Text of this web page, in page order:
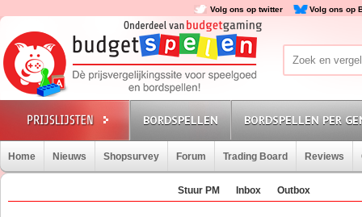
Volg ons op twitter Volg ons op
BORDSPELLEN BORDSPELLEN PER
Home Nieuws Shopsurvey Forum Trading Board Reviews
Stuur PM Inbox Outbox